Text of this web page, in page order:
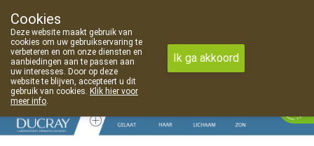
09 373 94 03
Vandaag gesloten
Cookies
Deze website maakt gebruik van
cookies om uw gebruikservaring te
verbeteren en om onze diensten en
aanbiedingen aan te passen aan
uw interesses. Door op deze
website te blijven, accepteert u dit
gebruik van cookies. Klik hier voor
meer info.
Ik ga akkoord